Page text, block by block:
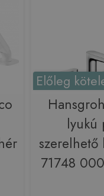
Előleg
lyukú
szerelhető
71748